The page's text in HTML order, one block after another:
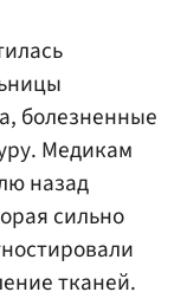
болезненные
Медикам
назад
сильно
тканей.